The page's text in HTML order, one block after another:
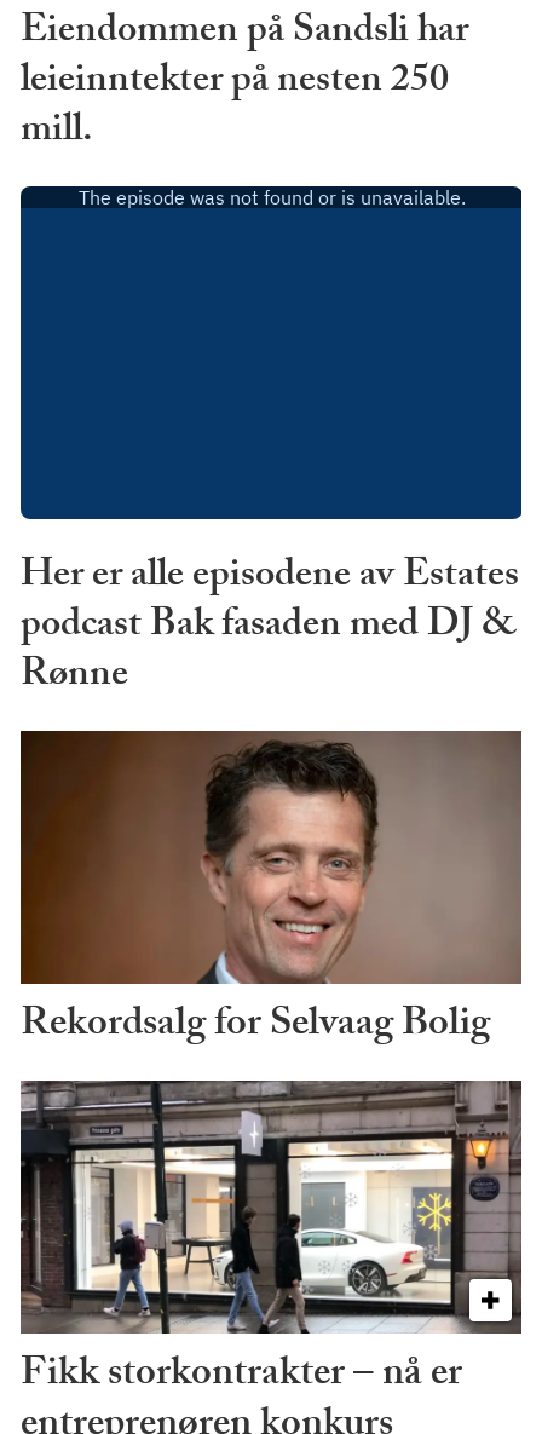
Eiendommen på Sandsli har
leieinntekter på nesten 250
mill.
Her er alle episodene av Estates
podcast Bak fasaden med DJ &
Rønne
Rekordsalg for Selvaag Bolig
Fikk storkontrakter – nå er